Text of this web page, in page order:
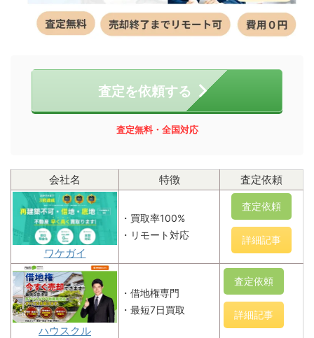
査定を依頼する
査定無料・全国対応
会社名 特徴 査定依頼
ワケガイ
・買取率100%
・リモート対応
査定依頼
詳細記事
ハウスクル
・借地権専門
・最短7日買取
査定依頼
詳細記事